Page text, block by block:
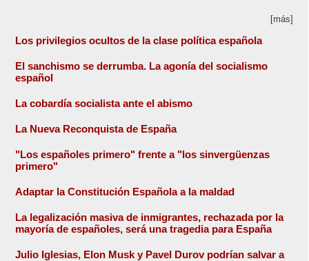
[más]
Los privilegios ocultos de la clase política española
El sanchismo se derrumba. La agonía del socialismo
español
La cobardía socialista ante el abismo
La Nueva Reconquista de España
"Los españoles primero" frente a "los sinvergüenzas
primero"
Adaptar la Constitución Española a la maldad
La legalización masiva de inmigrantes, rechazada por la
mayoría de españoles, será una tragedia para España
Julio Iglesias, Elon Musk y Pavel Durov podrían salvar a